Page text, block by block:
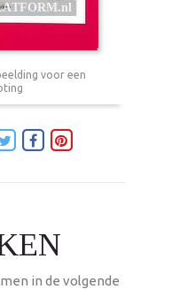
voor een
in de volgende